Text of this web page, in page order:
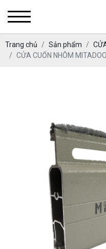
Trang chủ Sản phẩm
CỬA CUỐN NHÔM